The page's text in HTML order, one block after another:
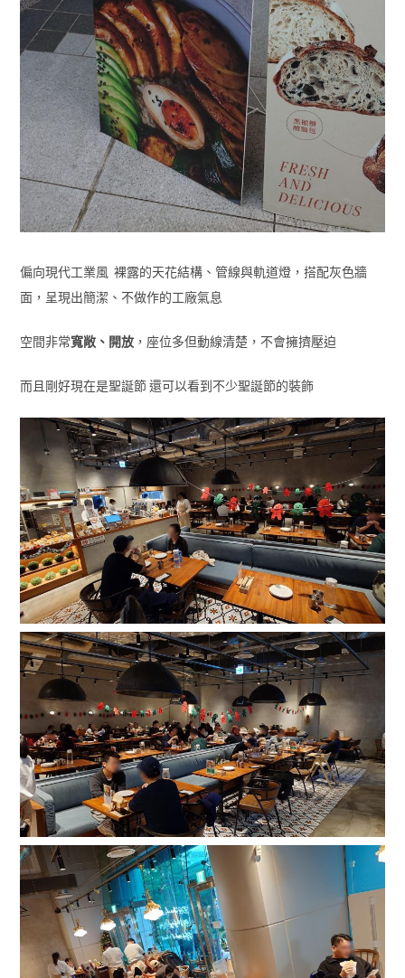
偏向現代工業風 裸露的天花結構、管線與軌道燈，搭配灰色牆
面，呈現出簡潔、不做作的工廠氣息
空間非常寬敞、開放，座位多但動線清楚，不會擁擠壓迫
而且剛好現在是聖誕節 還可以看到不少聖誕節的裝飾